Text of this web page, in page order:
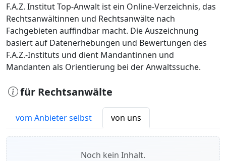
F.A.Z. Institut Top-Anwalt ist ein Online-Verzeichnis, das
Rechtsanwältinnen und Rechtsanwälte nach
Fachgebieten auffindbar macht. Die Auszeichnung
basiert auf Datenerhebungen und Bewertungen des
F.A.Z.-Instituts und dient Mandantinnen und
Mandanten als Orientierung bei der Anwaltssuche.
für Rechtsanwälte
vom Anbieter selbst von uns
Noch kein Inhalt.